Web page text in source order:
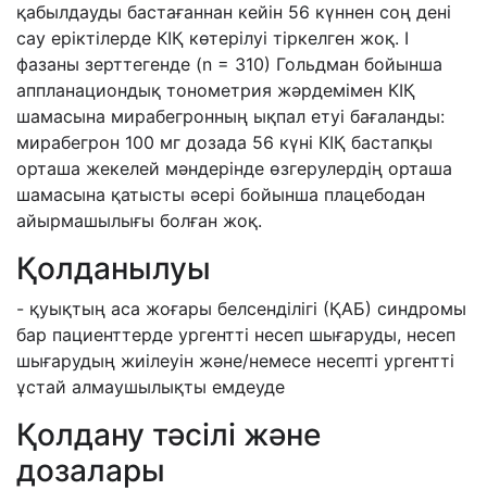
қабылдауды бастағаннан кейін 56 күннен соң дені
сау еріктілерде КІҚ көтерілуі тіркелген жоқ. I
фазаны зерттегенде (n = 310) Гольдман бойынша
аппланациондық тонометрия жәрдемімен КІҚ
шамасына мирабегронның ықпал етуі бағаланды:
мирабегрон 100 мг дозада 56 күні КІҚ бастапқы
орташа жекелей мәндерінде өзгерулердің орташа
шамасына қатысты әсері бойынша плацебодан
айырмашылығы болған жоқ.
Қолданылуы
- қуықтың аса жоғары белсенділігі (ҚАБ) синдромы
бар пациенттерде ургентті несеп шығаруды, несеп
шығарудың жиілеуін және/немесе несепті ургентті
ұстай алмаушылықты емдеуде
Қолдану тәсілі және
дозалары